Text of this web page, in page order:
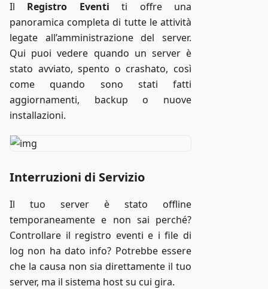
Il Registro Eventi ti offre una
panoramica completa di tutte le attività
legate all’amministrazione del server.
Qui puoi vedere quando un server è
stato avviato, spento o crashato, così
come quando sono stati fatti
aggiornamenti, backup o nuove
installazioni.
Interruzioni di Servizio
Il tuo server è stato offline
temporaneamente e non sai perché?
Controllare il registro eventi e i file di
log non ha dato info? Potrebbe essere
che la causa non sia direttamente il tuo
server, ma il sistema host su cui gira.